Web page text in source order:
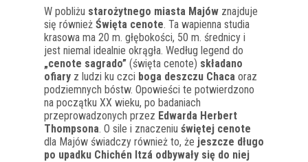
W pobliżu starożytnego miasta Majów znajduje
się również Święta cenote. Ta wapienna studia
krasowa ma 20 m. głębokości, 50 m. średnicy i
jest niemal idealnie okrągła. Według legend do
„cenote sagrado” (święta cenote) składano
ofiary z ludzi ku czci boga deszczu Chaca oraz
podziemnych bóstw. Opowieści te potwierdzono
na początku XX wieku, po badaniach
przeprowadzonych przez Edwarda Herbert
Thompsona. O sile i znaczeniu świętej cenote
dla Majów świadczy również to, że jeszcze długo
po upadku Chichén Itzá odbywały się do niej